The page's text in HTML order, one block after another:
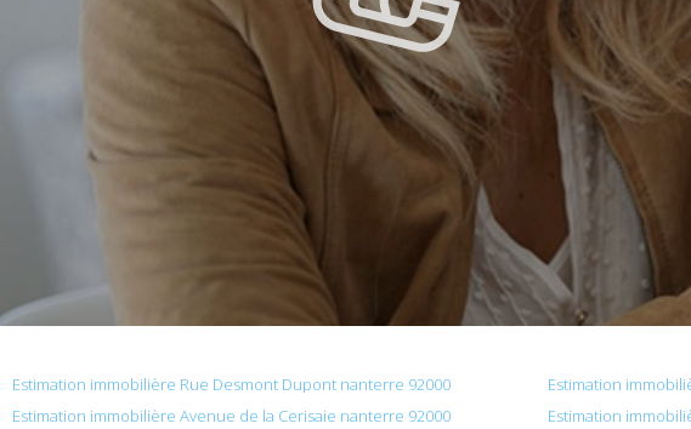
Estimation immobilière Rue Desmont Dupont nanterre 92000 Estimation
Estimation immobilière Avenue de la Cerisaie nanterre 92000
Estimation